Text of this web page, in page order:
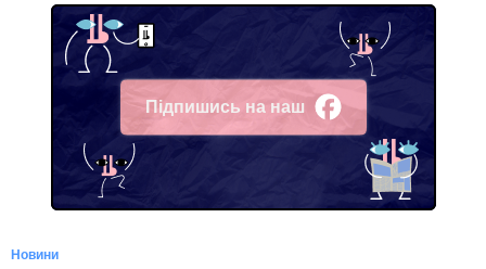
Підпишись на наш
Facebook
Новини